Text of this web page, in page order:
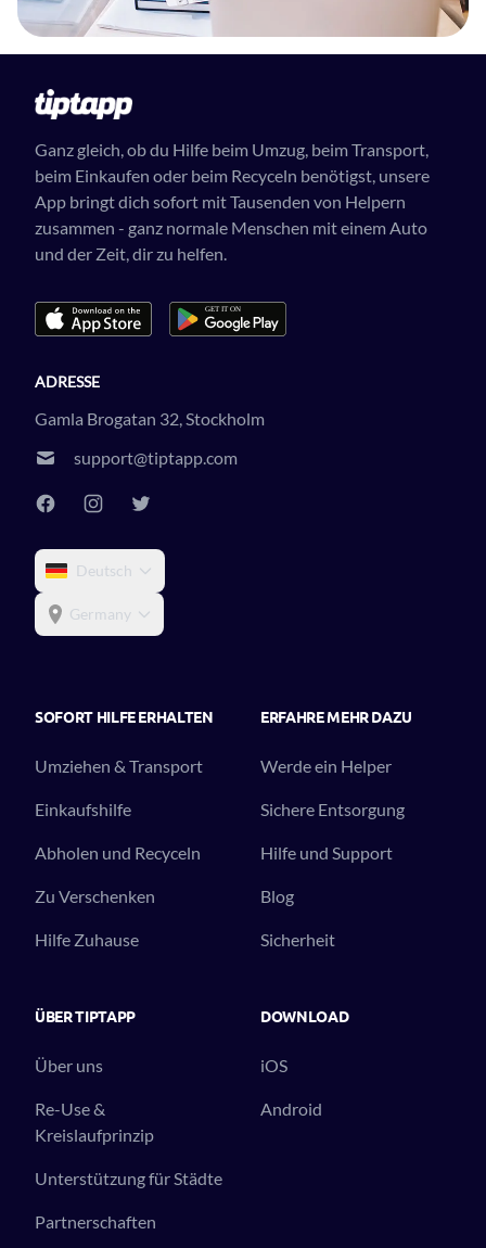
Ganz gleich, ob du Hilfe beim Umzug, beim Transport,
beim Einkaufen oder beim Recyceln benötigst, unsere
App bringt dich sofort mit Tausenden von Helpern
zusammen - ganz normale Menschen mit einem Auto
und der Zeit, dir zu helfen.
ADRESSE
Gamla Brogatan 32, Stockholm
support@tiptapp.com
Deutsch
Germany
SOFORT HILFE ERHALTEN
Umziehen & Transport
Einkaufshilfe
Abholen und Recyceln
Zu Verschenken
Hilfe Zuhause
ERFAHRE MEHR DAZU
Werde ein Helper
Sichere Entsorgung
Hilfe und Support
Blog
Sicherheit
ÜBER TIPTAPP
Über uns
Re-Use &
Kreislaufprinzip
Unterstützung für Städte
Partnerschaften
DOWNLOAD
iOS
Android